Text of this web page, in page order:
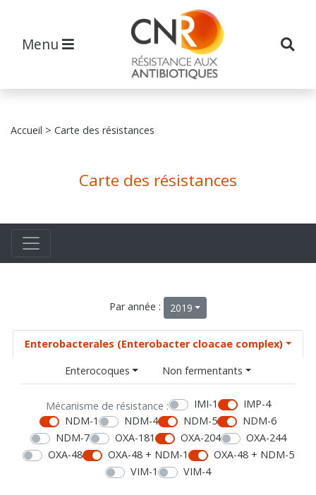
Menu
Accueil > Carte des résistances
Carte des résistances
Par année : 2019
Enterobacterales (Enterobacter cloacae complex)
Enterocoques
Non fermentants
Mécanisme de résistance : IMI-1
IMP-4
NDM-1
NDM-4 NDM-5
NDM-6
NDM-7
OXA-181 OXA-204
OXA-244
OXA-48
OXA-48 + NDM-1
OXA-48 + NDM-5
VIM-1
VIM-4